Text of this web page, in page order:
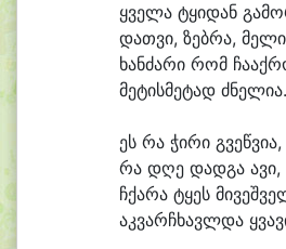
ყველა ტყიდან გა
დათვი, ზებრა, მელი
ხანძარი რომ ჩააქ
მეტისმეტად ძნელია.
ეს რა ჭირი გვეწვია,
რა დღე დადგა ავი,
ჩქარა ტყეს მივეშვე
აკვარჩხავლდა ყვა